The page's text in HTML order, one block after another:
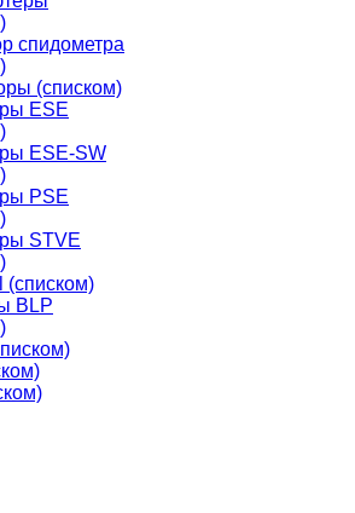
спидометра
(списком)
ESE
ESE-SW
PSE
STVE
(списком)
BLP